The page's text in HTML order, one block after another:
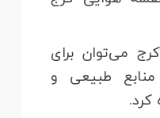
می‌توان برای
منابع طبیعی و
کرد.